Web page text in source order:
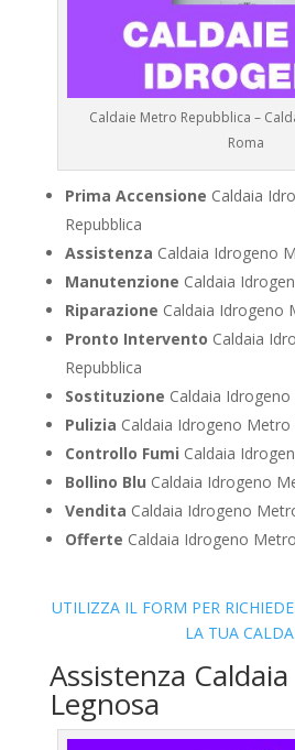
Caldaie Metro Repubblica –
Roma
Prima Accensione Caldaia
Repubblica
Assistenza Caldaia Idrogeno
Manutenzione Caldaia
Riparazione Caldaia Idrogeno
Pronto Intervento Caldaia
Repubblica
Sostituzione Caldaia
Pulizia Caldaia Idrogeno Metro
Controllo Fumi Caldaia
Bollino Blu Caldaia Idrogeno
Vendita Caldaia Idrogeno
Offerte Caldaia Idrogeno
UTILIZZA IL FORM PER
LA TUA
Assistenza
Legnosa